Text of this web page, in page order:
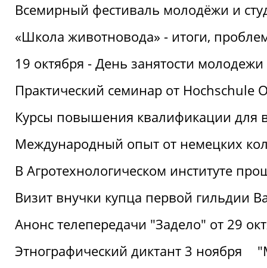
Всемирный фестиваль молодёжи и
«Школа животновода» - итоги,
19 октября - День занятости молодежи
Практический семинар от Hochschule
Курсы повышения квалификации для
Международный опыт от немецких
В Агротехнологическом институте
Визит внучки купца первой гильдии
Анонс телепередачи "Задело" от 29
Этнографический диктант 3 ноября